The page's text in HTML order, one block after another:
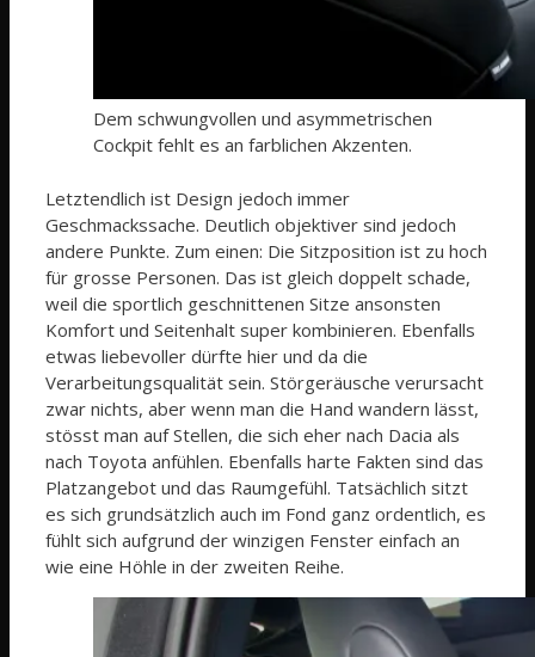
Dem schwungvollen und asymmetrischen
Cockpit fehlt es an farblichen Akzenten.
Letztendlich ist Design jedoch immer
Geschmackssache. Deutlich objektiver sind jedoch
andere Punkte. Zum einen: Die Sitzposition ist zu hoch
für grosse Personen. Das ist gleich doppelt schade,
weil die sportlich geschnittenen Sitze ansonsten
Komfort und Seitenhalt super kombinieren. Ebenfalls
etwas liebevoller dürfte hier und da die
Verarbeitungsqualität sein. Störgeräusche verursacht
zwar nichts, aber wenn man die Hand wandern lässt,
stösst man auf Stellen, die sich eher nach Dacia als
nach Toyota anfühlen. Ebenfalls harte Fakten sind das
Platzangebot und das Raumgefühl. Tatsächlich sitzt
es sich grundsätzlich auch im Fond ganz ordentlich, es
fühlt sich aufgrund der winzigen Fenster einfach an
wie eine Höhle in der zweiten Reihe.